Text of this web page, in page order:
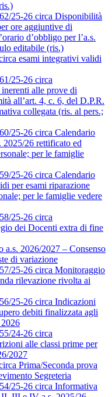
25-26 circa Disponibilità
ore aggiuntive di
d’obbligo per l’a.s.
editabile (ris.)
esami integrativi validi
25-26 circa
alle prove di
all’art. 4, c. 6, del D.P.R.
collegata (ris. al pers.;
25-26 circa Calendario
2025/26 rettificato ed
per le famiglie
25-26 circa Calendario
per esami riparazione
per le famiglie vedere
25-26 circa
dei Docenti extra di fine
a.s. 2026/2027 – Consenso
di variazione
25-26 circa Monitoraggio
rilevazione rivolta ai
25-26 circa Indicazioni
debiti finalizzata agli
24-26 circa
alle classi prime per
2027
Prima/Seconda prova
Segreteria
25-26 circa Informativa